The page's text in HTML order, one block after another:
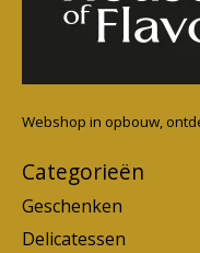
Webshop in opbouw,
Categorieën
Geschenken
Delicatessen